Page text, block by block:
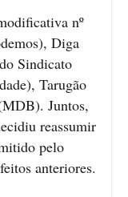
nº
Diga
Sindicato
Tarugão
Juntos,
reassumir
pelo
anteriores.